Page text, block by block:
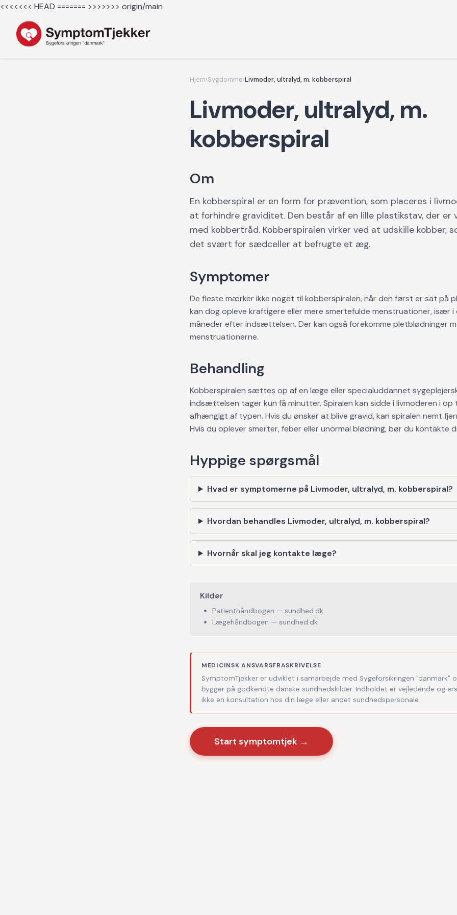
<<<<<<< HEAD ======= >>>>>>> origin/main
Hjem›Sygdomme›Livmoder, ultralyd, m. kobberspiral
Livmoder, ultralyd, m.
kobberspiral
Om
En kobberspiral er en form for prævention, som placeres i
at forhindre graviditet. Den består af en lille plastikstav, der er
med kobbertråd. Kobberspiralen virker ved at udskille kobber,
det svært for sædceller at befrugte et æg.
Symptomer
De fleste mærker ikke noget til kobberspiralen, når den først er sat på
kan dog opleve kraftigere eller mere smertefulde menstruationer, især
måneder efter indsættelsen. Der kan også forekomme pletblødninger
menstruationerne.
Behandling
Kobberspiralen sættes op af en læge eller specialuddannet
indsættelsen tager kun få minutter. Spiralen kan sidde i livmoderen i op
afhængigt af typen. Hvis du ønsker at blive gravid, kan spiralen nemt
Hvis du oplever smerter, feber eller unormal blødning, bør du kontakte
Hyppige spørgsmål
Hvad er symptomerne på Livmoder, ultralyd, m. kobberspiral?
Hvordan behandles Livmoder, ultralyd, m. kobberspiral?
Hvornår skal jeg kontakte læge?
Kilder
Patienthåndbogen — sundhed.dk
Lægehåndbogen — sundhed.dk
MEDICINSK ANSVARSFRASKRIVELSE
SymptomTjekker er udviklet i samarbejde med Sygeforsikringen "danmark"
bygger på godkendte danske sundhedskilder. Indholdet er vejledende og
ikke en konsultation hos din læge eller andet sundhedspersonale.
Start symptomtjek →